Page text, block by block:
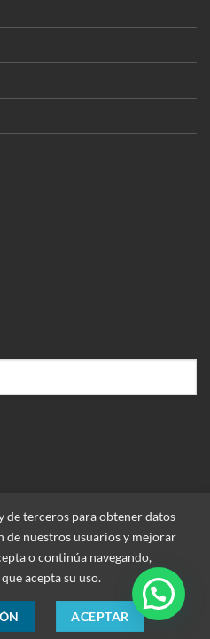
SAC. Todos los derechos
de terceros para obtener datos
de nuestros usuarios y mejorar
o continúa navegando,
acepta su uso.
ACEPTAR